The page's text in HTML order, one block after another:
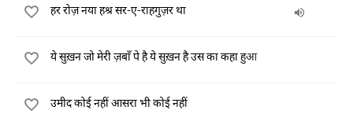
हर रोज़ नया हश्र सर-ए-राहगुज़र था
ये सुख़न जो मेरी ज़बाँ पे है ये सुख़न है उस का कहा हुआ
उमीद कोई नहीं आसरा भी कोई नहीं